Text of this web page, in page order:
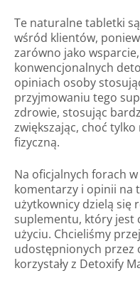
Te naturalne tabletki
wśród klientów,
zarówno jako
konwencjonalnych
opiniach osoby
przyjmowaniu tego
zdrowie, stosując
zwiększając, choć
fizyczną.
Na oficjalnych forach
komentarzy i opinii na
użytkownicy dzielą się
suplementu, który jest
użyciu. Chcieliśmy
udostępnionych przez
korzystały z Detoxify